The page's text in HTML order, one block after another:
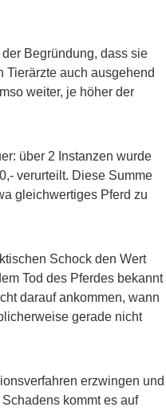
Begründung, dass sie
Tierärzte auch ausgehend
weiter, je höher der
über 2 Instanzen wurde
verurteilt. Diese Summe
gleichwertiges Pferd zu
Schock den Wert
Tod des Pferdes bekannt
darauf ankommen, wann
gerade nicht
erzwingen und
kommt es auf